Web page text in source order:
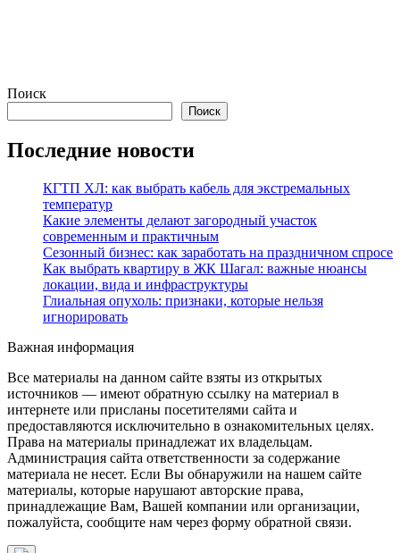
Поиск
Поиск
Последние новости
КГТП ХЛ: как выбрать кабель для экстремальных
температур
Какие элементы делают загородный участок
современным и практичным
Сезонный бизнес: как заработать на праздничном спросе
Как выбрать квартиру в ЖК Шагал: важные нюансы
локации, вида и инфраструктуры
Глиальная опухоль: признаки, которые нельзя
игнорировать
Важная информация
Все материалы на данном сайте взяты из открытых
источников — имеют обратную ссылку на материал в
интернете или присланы посетителями сайта и
предоставляются исключительно в ознакомительных целях.
Права на материалы принадлежат их владельцам.
Администрация сайта ответственности за содержание
материала не несет. Если Вы обнаружили на нашем сайте
материалы, которые нарушают авторские права,
принадлежащие Вам, Вашей компании или организации,
пожалуйста, сообщите нам через форму обратной связи.